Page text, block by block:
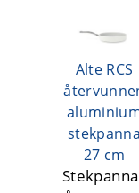
Alte RCS
stekpanna
27 cm